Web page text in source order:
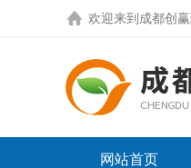
欢迎来到 成都创
网站首页